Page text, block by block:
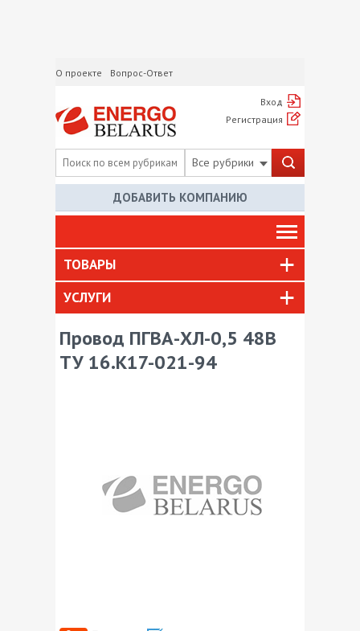
О проекте Вопрос-Ответ
Вход
Регистрация
Все рубрики
ДОБАВИТЬ КОМПАНИЮ
ТОВАРЫ
УСЛУГИ
Провод ПГВА-ХЛ-0,5 48В
ТУ 16.К17-021-94